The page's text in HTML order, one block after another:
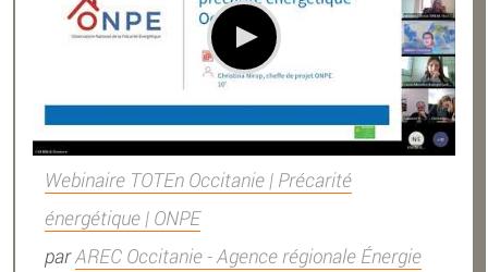
Webinaire TOTEn Occitanie | Précarité
énergétique | ONPE
parAREC Occitanie - Agence régionale Énergie